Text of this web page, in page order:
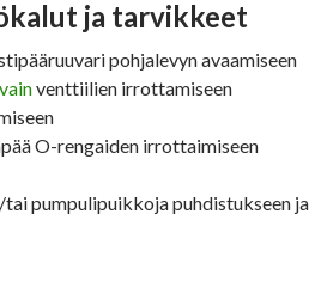
ja tarvikkeet
pohjalevyn avaamiseen
venttiilien irrottamiseen
O-rengaiden irrottaimiseen
pumpulipuikkoja puhdistukseen ja